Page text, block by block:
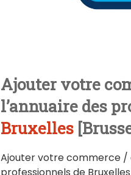
Ajouter votre
l’annuaire des
Bruxelles
Ajouter votre commerce /